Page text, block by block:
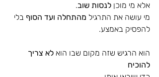
אלא מי מוכן לנסות שוב.
מי עושה את התרגיל מהתחלה ועד הסוף בלי
להפסיק באמצע.
הוא הרגיש שזה מקום שבו הוא לא צריך
להוכיח